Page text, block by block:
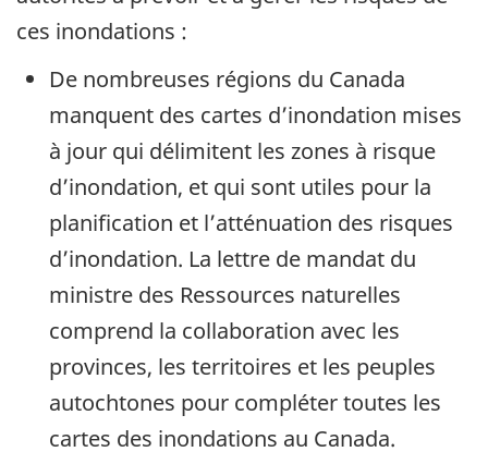
ces inondations :
De nombreuses régions du Canada
manquent des cartes d’inondation mises
à jour qui délimitent les zones à risque
d’inondation, et qui sont utiles pour la
planification et l’atténuation des risques
d’inondation. La lettre de mandat du
ministre des Ressources naturelles
comprend la collaboration avec les
provinces, les territoires et les peuples
autochtones pour compléter toutes les
cartes des inondations au Canada.